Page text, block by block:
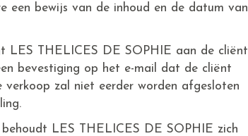
een bewijs van de inhoud en de datum van
LES THELICES DE SOPHIE aan de cliënt
bevestiging op het e-mail dat de cliënt
zal niet eerder worden afgesloten
LES THELICES DE SOPHIE zich